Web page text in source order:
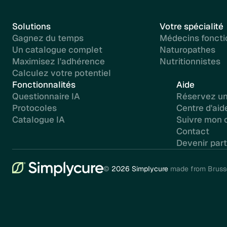
Solutions
Gagnez du temps
Un catalogue complet
Maximisez l'adhérence
Calculez votre potentiel
Votre spécialité
Médecins
Naturopathes
Nutritionnistes
Fonctionnalités
Questionnaire IA
Protocoles
Catalogue IA
Aide
Réservez
Centre
Suivre mon
Contact
Devenir
© 2026 Simplycure made from